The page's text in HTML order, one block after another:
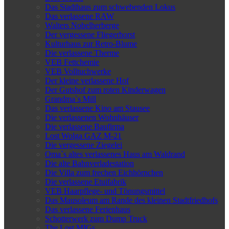
Das Stadthaus zum schwebenden Lokus
Das verlassene RAW
Walters Nobelherberge
Der vergessene Fliegerhorst
Kulturhaus zur Retro-Blume
Die verlassene Therme
VEB Fettchemie
VEB Volltuchwerke
Der kleine verlassene Hof
Der Gutshof zum roten Kinderwagen
Grandma`s Mill
Das verlassene Kino am Stausee
Die verlassenen Wohnhäuser
Die verlassene Baufirma
Lost Wolga GAZ M-21
Die vergessene Ziegelei
Oma`s altes verlassenes Haus am Waldrand
Die alte Bahnverladestation
Die Villa zum frechen Eichhörnchen
Die verlassene Etuifabrik
VEB Haarpflege- und Tönungsmittel
Das Mausoleum am Rande des kleinen Stadtfriedhofs
Das verlassene Ferienhaus
Schotterwerk zum Dump Truck